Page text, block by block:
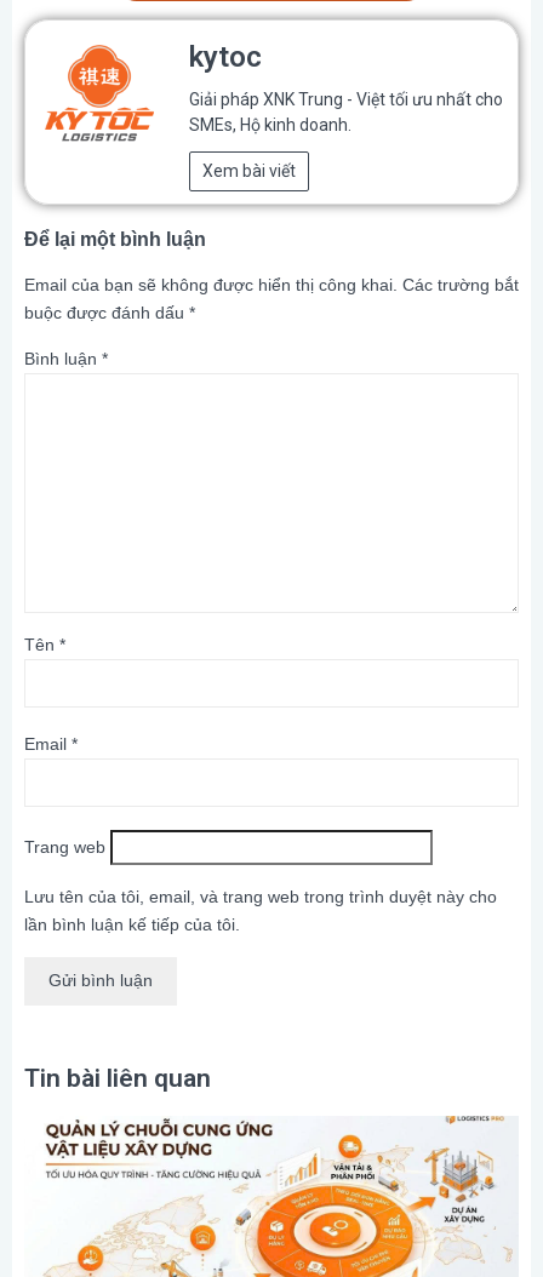
kytoc
Giải pháp XNK Trung - Việt tối ưu nhất cho
SMEs, Hộ kinh doanh.
Xem bài viết
Để lại một bình luận
Email của bạn sẽ không được hiển thị công khai. Các trường bắt
buộc được đánh dấu *
Bình luận *
Tên *
Email *
Trang web
Lưu tên của tôi, email, và trang web trong trình duyệt này cho
lần bình luận kế tiếp của tôi.
Tin bài liên quan